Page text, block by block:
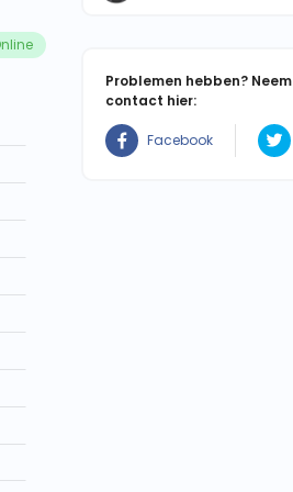
Problemen hebben? Neem
contact hier:
Facebook